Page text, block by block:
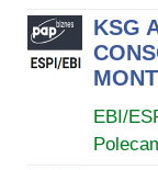
KSG
EBI/